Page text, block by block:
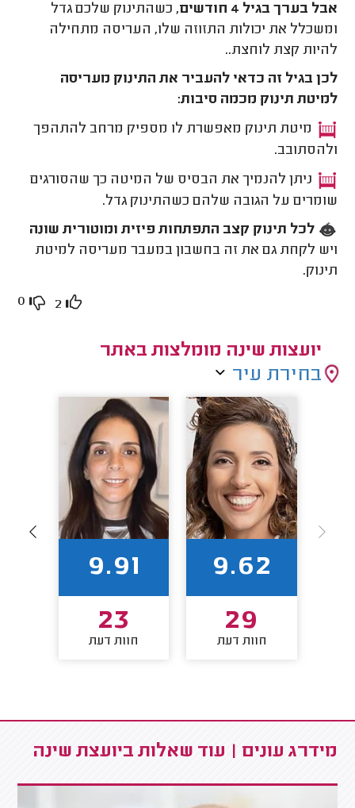
אבל בערך בגיל 4 חודשים,
כשהתינוק שלכם גדל
ומשכלל את יכולות התזוזה שלו, העריסה מתחילה
להיות קצת לוחצת..
לכן בגיל זה כדאי להעביר את התינוק מעריסה
למיטת תינוק מכמה סיבות:
מיטת תינוק מאפשרת לו מספיק מרחב להתהפך
ולהסתובב.
ניתן להנמיך את הבסיס של המיטה כך שהסורגים
שומרים על הגובה שלהם כשהתינוק גדל.
לכל תינוק קצב התפתחות פיזית ומוטורית שונה
ויש לקחת גם את זה בחשבון במעבר מעריסה למיטת
תינוק.
2
0
יועצות שינה מומלצות באתר
בחירת עיר
9.62
29
חוות דעת
9.91
23
חוות דעת
מידרג עונים | עוד שאלות ביועצת שינה